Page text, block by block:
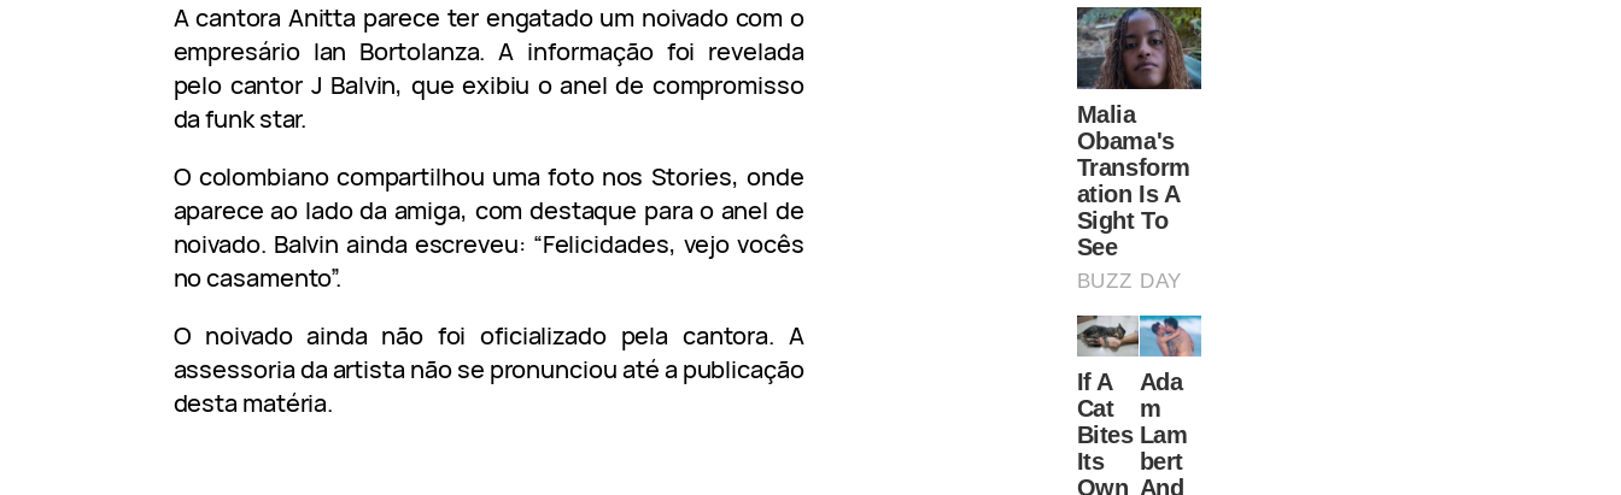
A cantora Anitta parece ter engatado um noivado com o
empresário Ian Bortolanza. A informação foi revelada
pelo cantor J Balvin, que exibiu o anel de compromisso
da funk star.
O colombiano compartilhou uma foto nos Stories, onde
aparece ao lado da amiga, com destaque para o anel de
noivado. Balvin ainda escreveu: “Felicidades, vejo vocês
no casamento”.
O noivado ainda não foi oficializado pela cantora. A
assessoria da artista não se pronunciou até a publicação
desta matéria.